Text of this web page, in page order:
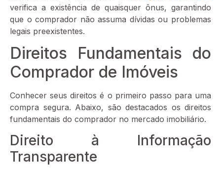
verifica a existência de quaisquer ônus, garantindo
que o comprador não assuma dívidas ou problemas
legais preexistentes.
Direitos Fundamentais do
Comprador de Imóveis
Conhecer seus direitos é o primeiro passo para uma
compra segura. Abaixo, são destacados os direitos
fundamentais do comprador no mercado imobiliário.
Direito à Informação
Transparente